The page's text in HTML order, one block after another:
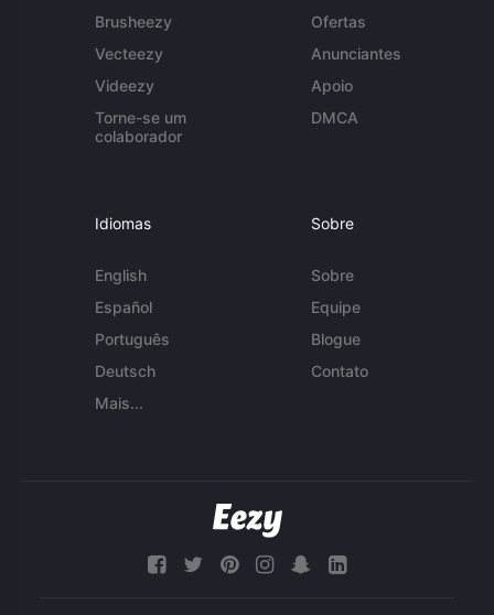
Brusheezy
Vecteezy
Videezy
Torne-se um
colaborador
Ofertas
Anunciantes
Apoio
DMCA
Idiomas
English
Español
Português
Deutsch
Mais...
Sobre
Sobre
Equipe
Blogue
Contato